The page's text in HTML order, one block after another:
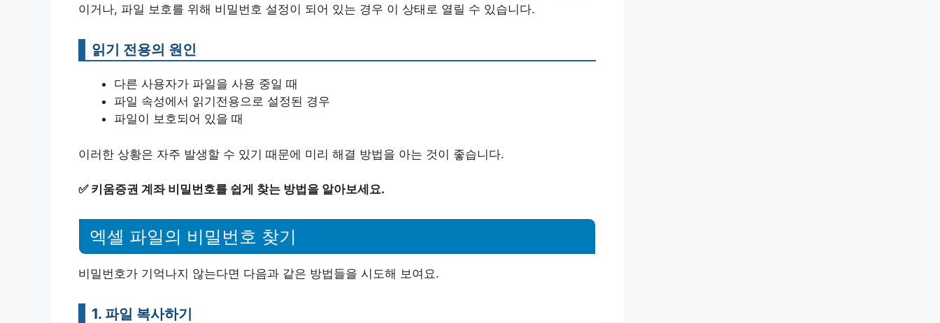
이거나, 파일 보호를 위해 비밀번호 설정이 되어 있는 경우 이 상태로 열릴 수 있습니다.
읽기 전용의 원인
다른 사용자가 파일을 사용 중일 때
파일 속성에서 읽기전용으로 설정된 경우
파일이 보호되어 있을 때
이러한 상황은 자주 발생할 수 있기 때문에 미리 해결 방법을 아는 것이 좋습니다.
✅ 키움증권 계좌 비밀번호를 쉽게 찾는 방법을 알아보세요.
엑셀 파일의 비밀번호 찾기
비밀번호가 기억나지 않는다면 다음과 같은 방법들을 시도해 보여요.
1. 파일 복사하기